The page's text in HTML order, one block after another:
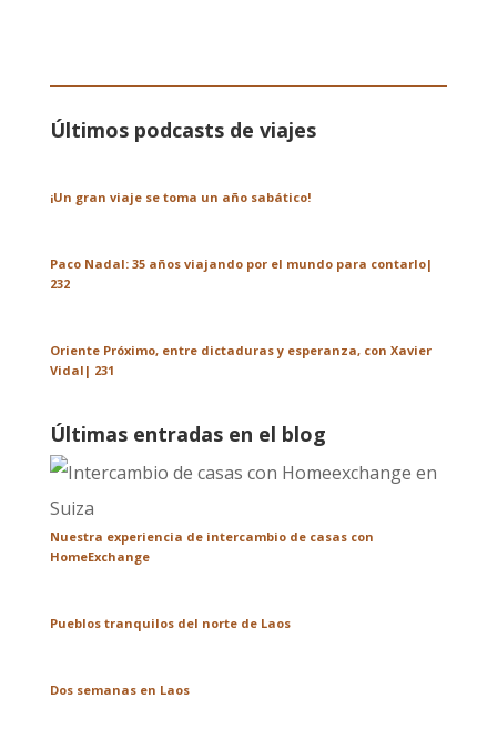
Últimos podcasts de viajes
¡Un gran viaje se toma un año sabático!
Paco Nadal: 35 años viajando por el mundo para contarlo|
232
Oriente Próximo, entre dictaduras y esperanza, con Xavier
Vidal| 231
Últimas entradas en el blog
Nuestra experiencia de intercambio de casas con
HomeExchange
Pueblos tranquilos del norte de Laos
Dos semanas en Laos